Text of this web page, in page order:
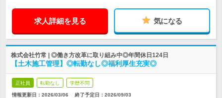
求人詳細を見る 気になる
株式会社竹常 | ◎働き方改革に取り組み中◎年間休日124日
【土木施工管理】◎転勤なし◎福利厚生充実◎
正社員 転勤なし 学歴不問
情報更新日：2026/03/06 終了予定日： 2026/09/03